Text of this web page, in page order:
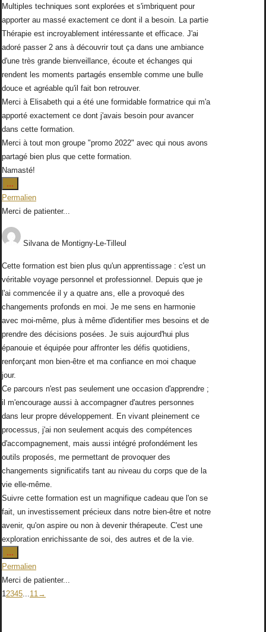
Multiples techniques sont explorées et s'imbriquent pour
apporter au massé exactement ce dont il a besoin. La partie
Thérapie est incroyablement intéressante et efficace. J'ai
adoré passer 2 ans à découvrir tout ça dans une ambiance
d'une très grande bienveillance, écoute et échanges qui
rendent les moments partagés ensemble comme une bulle
douce et agréable qu'il fait bon retrouver.
Merci à Elisabeth qui a été une formidable formatrice qui m'a
apporté exactement ce dont j'avais besoin pour avancer
dans cette formation.
Merci à tout mon groupe "promo 2022" avec qui nous avons
partagé bien plus que cette formation.
Namasté!
...
cette
boîte
méta.
Permalien
Merci de patienter...
Silvana de Montigny-Le-Tilleul
Cette formation est bien plus qu'un apprentissage : c'est un
véritable voyage personnel et professionnel. Depuis que je
l'ai commencée il y a quatre ans, elle a provoqué des
changements profonds en moi. Je me sens en harmonie
avec moi-même, plus à même d'identifier mes besoins et de
prendre des décisions posées. Je suis aujourd'hui plus
épanouie et équipée pour affronter les défis quotidiens,
renforçant mon bien-être et ma confiance en moi chaque
jour.
Ce parcours n'est pas seulement une occasion d'apprendre ;
il m'encourage aussi à accompagner d'autres personnes
dans leur propre développement. En vivant pleinement ce
processus, j'ai non seulement acquis des compétences
d'accompagnement, mais aussi intégré profondément les
outils proposés, me permettant de provoquer des
changements significatifs tant au niveau du corps que de la
vie elle-même.
Suivre cette formation est un magnifique cadeau que l'on se
fait, un investissement précieux dans notre bien-être et notre
avenir, qu'on aspire ou non à devenir thérapeute. C'est une
exploration enrichissante de soi, des autres et de la vie.
...
cette
boîte
méta.
Permalien
Merci de patienter...
Navigation
12345...11→